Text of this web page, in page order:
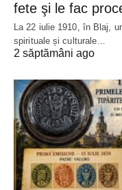
fete şi le fac
La 22 iulie 1910, în Blaj,
spirituale și culturale…
2 săptămâni ago